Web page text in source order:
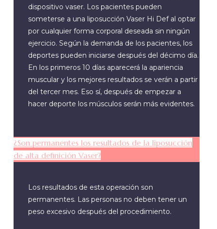
dispositivo vaser. Los pacientes pueden
someterse a una liposucción Vaser Hi Def al optar
por cualquier forma corporal deseada sin ningún
ejercicio. Según la demanda de los pacientes, los
deportes pueden iniciarse después del décimo día.
En los primeros 10 días aparecerá la apariencia
muscular y los mejores resultados se verán a partir
del tercer mes. Eso sí, después de empezar a
hacer deporte los músculos serán más evidentes.
¿Son permanentes los resultados de la liposucción
de alta definición Vaser?
Los resultados de esta operación son
permanentes. Las personas no deben tener un
peso excesivo después del procedimiento.